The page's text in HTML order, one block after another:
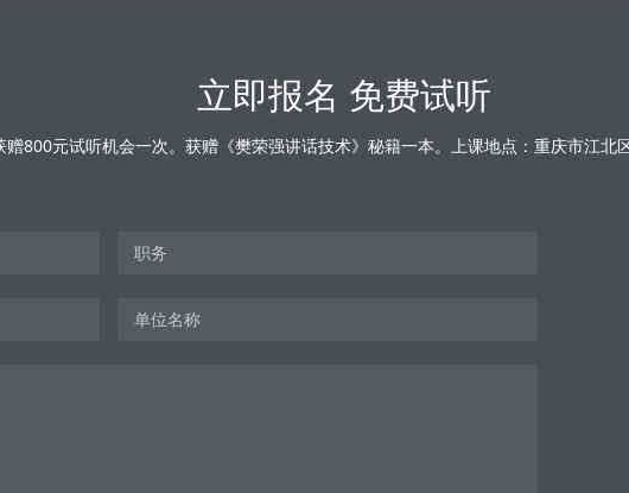
立即报名 免费试听
赠800元试听机会一次。获赠《樊荣强讲话技术》秘籍一本。上课地点：重庆市江北